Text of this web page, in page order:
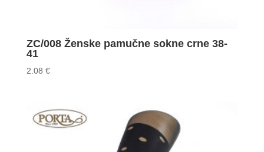
ZC/008 Ženske pamučne sokne crne 38-
41
2.08 €